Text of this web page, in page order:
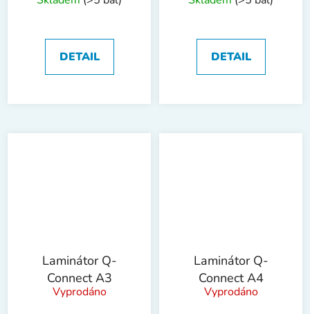
visačka,100
DETAIL
100 mic,100 ks
DETAIL
Laminátor Q-
Connect A3
Vyprodáno
Laminátor Q-
Connect A4
Vyprodáno